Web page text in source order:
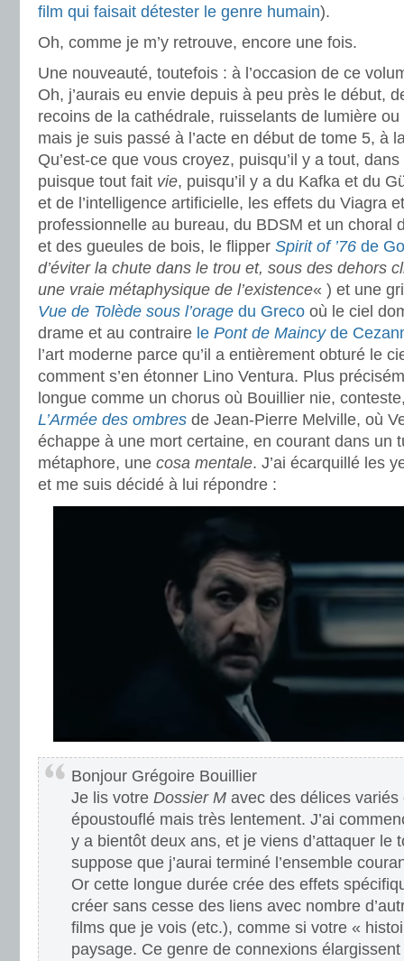
film qui faisait détester le genre humain).
Oh, comme je m’y retrouve, encore une fois.
Une nouveauté, toutefois : à l’occasion de ce
Oh, j’aurais eu envie depuis à peu près le début,
recoins de la cathédrale, ruisselants de lumière ou
mais je suis passé à l’acte en début de tome 5, à
Qu’est-ce que vous croyez, puisqu’il y a tout, dans
puisque tout fait vie, puisqu’il y a du Kafka et du
et de l’intelligence artificielle, les effets du Viagra
professionnelle au bureau, du BDSM et un choral
et des gueules de bois, le flipper Spirit of ’76 de
d’éviter la chute dans le trou et, sous des dehors
une vraie métaphysique de l’existence« ) et une
Vue de Tolède sous l’orage du Greco où le ciel
drame et au contraire le Pont de Maincyde
l’art moderne parce qu’il a entièrement obturé le
comment s’en étonner Lino Ventura. Plus
longue comme un chorus où Bouillier nie,
L’Armée des ombres de Jean-Pierre Melville, où
échappe à une mort certaine, en courant dans un
métaphore, une cosa mentale. J’ai écarquillé les
et me suis décidé à lui répondre :
Bonjour Grégoire Bouillier
Je lis votre Dossier M avec des délices
époustouflé mais très lentement. J’ai
y a bientôt deux ans, et je viens d’attaquer le
suppose que j’aurai terminé l’ensemble
Or cette longue durée crée des effets
créer sans cesse des liens avec nombre
films que je vois (etc.), comme si votre «
paysage. Ce genre de connexions